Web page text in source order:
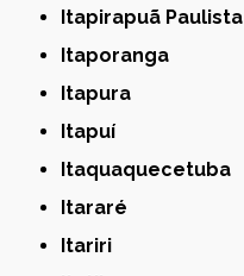
Itapirapuã Paulista
Itaporanga
Itapura
Itapuí
Itaquaquecetuba
Itararé
Itariri